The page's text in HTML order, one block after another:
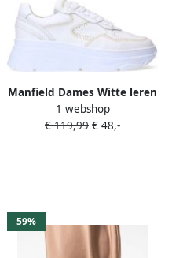
Manfield Dames Witte leren
sneakers
1 webshop
€ 119,99 € 48,-
59%